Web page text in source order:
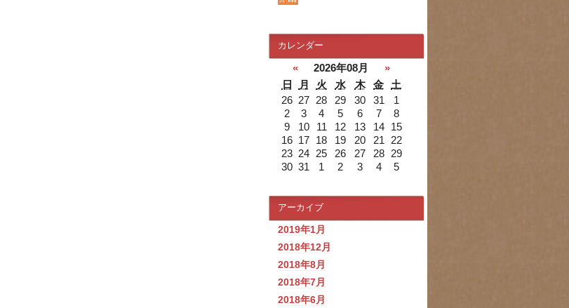
カレンダー
« 2026年08月
»
日
月 火 水 木 金
土
26 27 28 29 30 31
1
2
3 4 5 6 7
8
9
10 11 12 13 14
15
16 17 18 19 20 21
22
23 24 25 26 27 28
29
30 31 1 2 3 4 5
アーカイブ
2019年1月
2018年12月
2018年8月
2018年7月
2018年6月